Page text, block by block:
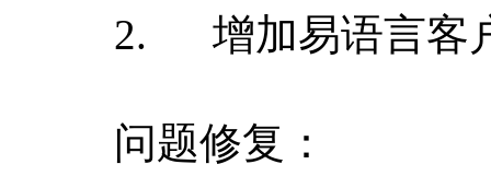
2. 增加易语言客
问题修复：